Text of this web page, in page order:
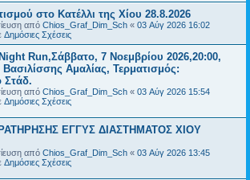
στο Κατέλλι της Χίου 28.8.2026
από Chios_Graf_Dim_Sch « 03 Αύγ 2026 16:02
Δημόσιες Σχέσεις
Run,Σάββατο, 7 Νοεμβρίου 2026,20:00,
Αμαλίας, Τερματισμός:
Στάδ.
από Chios_Graf_Dim_Sch « 03 Αύγ 2026 15:54
Δημόσιες Σχέσεις
ΕΓΓΥΣ ΔΙΑΣΤΗΜΑΤΟΣ ΧΙΟΥ
από Chios_Graf_Dim_Sch « 03 Αύγ 2026 13:45
Δημόσιες Σχέσεις